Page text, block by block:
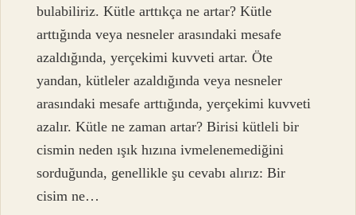
bulabiliriz. Kütle arttıkça ne artar? Kütle
arttığında veya nesneler arasındaki mesafe
azaldığında, yerçekimi kuvveti artar. Öte
yandan, kütleler azaldığında veya nesneler
arasındaki mesafe arttığında, yerçekimi kuvveti
azalır. Kütle ne zaman artar? Birisi kütleli bir
cismin neden ışık hızına ivmelenemediğini
sorduğunda, genellikle şu cevabı alırız: Bir
cisim ne…